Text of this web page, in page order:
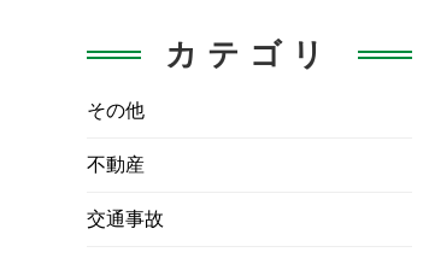
カテゴリ
その他
不動産
交通事故